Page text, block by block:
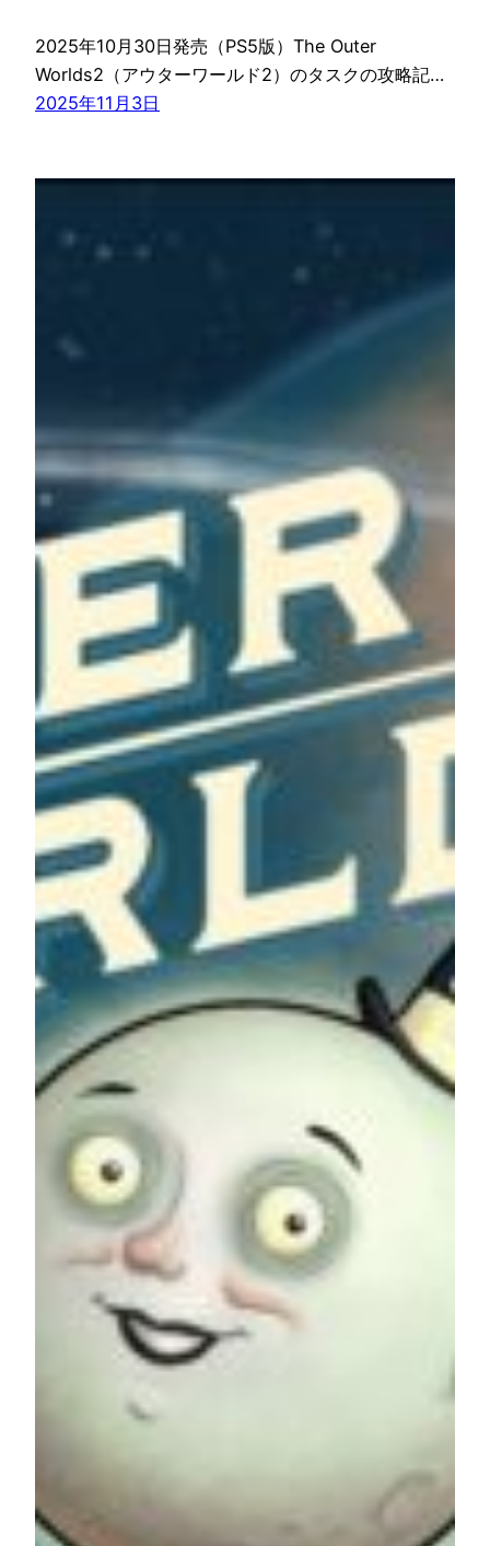
2025年10月30日発売（PS5版）The Outer
Worlds2（アウターワールド2）のタスクの攻略記…
2025年11月3日